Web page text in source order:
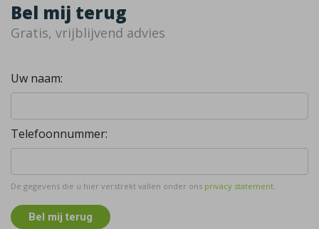
Bel mij terug
Gratis, vrijblijvend advies
Uw naam:
Telefoonnummer:
De gegevens die u hier verstrekt vallen onder ons privacy statement.
Bel mij terug